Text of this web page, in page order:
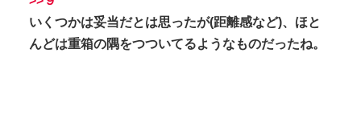
いくつかは妥当だとは思ったが(距離感など)、ほと
んどは重箱の隅をつついてるようなものだったね。